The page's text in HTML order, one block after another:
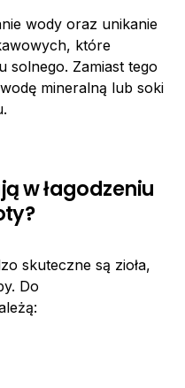
wody oraz unikanie
które
solnego. Zamiast tego
mineralną lub soki
w łagodzeniu
skuteczne są zioła,
Do